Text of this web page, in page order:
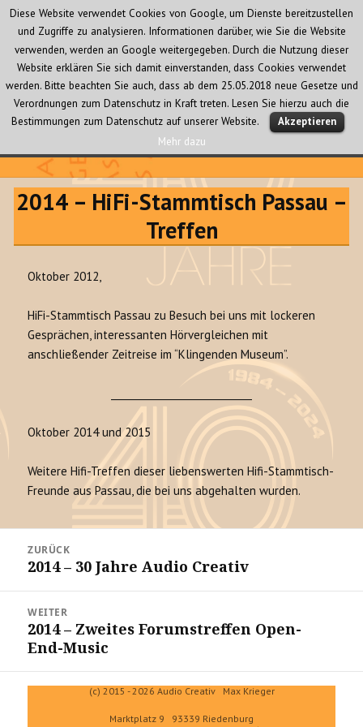
Audio Creativ
MENÜ
UND
2014 – HiFi-Stammtisch Passau –
Treffen
Oktober 2012,
HiFi-Stammtisch Passau zu Besuch bei uns mit lockeren
Gesprächen, interessanten Hörvergleichen mit
anschließender Zeitreise im “Klingenden Museum”.
Oktober 2014 und 2015
Weitere Hifi-Treffen dieser liebenswerten Hifi-Stammtisch-
Freunde aus Passau, die bei uns abgehalten wurden.
Navigation
ZURÜCK
Vorheriger
2014 – 30 Jahre Audio Creativ
WEITER
Nächster
Beitrag:
2014 – Zweites Forumstreffen Open-
End-Music
(c) 2015 - 2026 Audio Creativ Max Krieger
Marktplatz 9 93339 Riedenburg
Diese Website verwendet Cookies von Google, um Dienste bereitzustellen
und Zugriffe zu analysieren. Informationen darüber, wie Sie die Website
verwenden, werden an Google weitergegeben. Durch die Nutzung dieser
Website erklären Sie sich damit einverstanden, dass Cookies verwendet
werden. Bitte beachten Sie auch, dass ab dem 25.05.2018 neue Gesetze und
Verordnungen zum Datenschutz in Kraft treten. Lesen Sie hierzu auch die
Bestimmungen zum Datenschutz auf unserer Website.
Akzeptieren
Mehr dazu